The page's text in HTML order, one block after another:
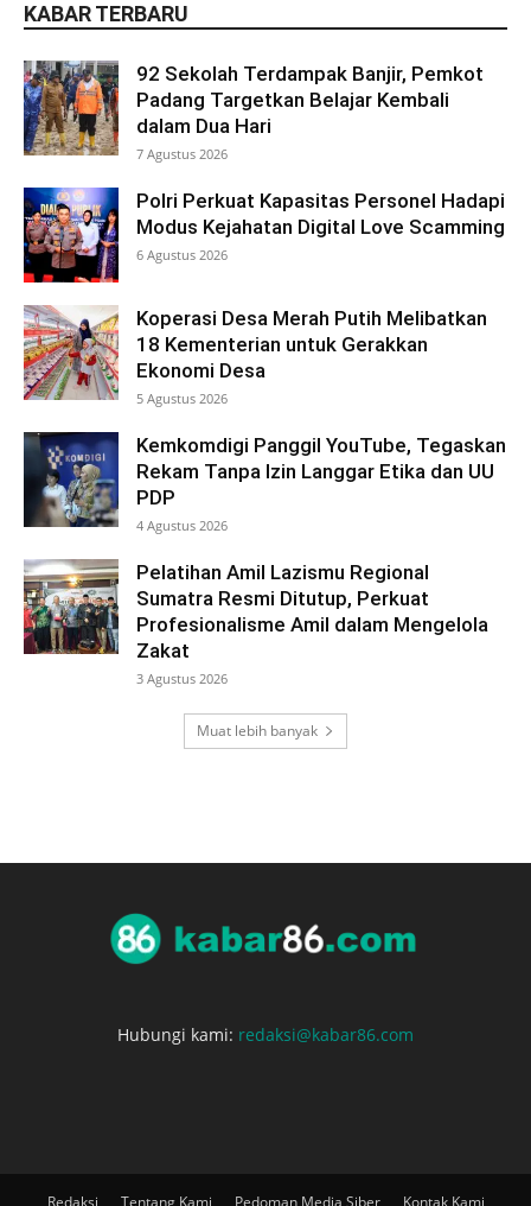
KABAR TERBARU
92 Sekolah Terdampak Banjir, Pemkot
Padang Targetkan Belajar Kembali
dalam Dua Hari
7 Agustus 2026
Polri Perkuat Kapasitas Personel Hadapi
Modus Kejahatan Digital Love Scamming
6 Agustus 2026
Koperasi Desa Merah Putih Melibatkan
18 Kementerian untuk Gerakkan
Ekonomi Desa
5 Agustus 2026
Kemkomdigi Panggil YouTube, Tegaskan
Rekam Tanpa Izin Langgar Etika dan UU
PDP
4 Agustus 2026
Pelatihan Amil Lazismu Regional
Sumatra Resmi Ditutup, Perkuat
Profesionalisme Amil dalam Mengelola
Zakat
3 Agustus 2026
Muat lebih banyak
Hubungi kami: redaksi@kabar86.com
Redaksi Tentang Kami Pedoman Media Siber Kontak Kami